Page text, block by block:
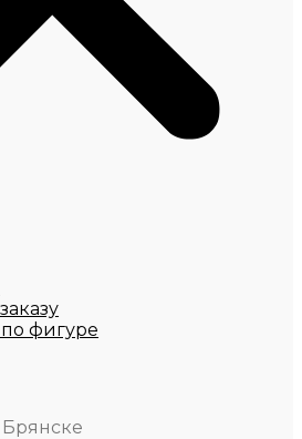
фигуре